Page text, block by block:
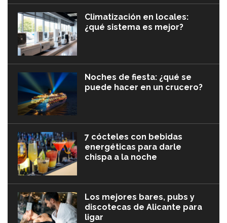
Climatización en locales:
¿qué sistema es mejor?
Noches de fiesta: ¿qué se
puede hacer en un crucero?
7 cócteles con bebidas
energéticas para darle
chispa a la noche
Los mejores bares, pubs y
discotecas de Alicante para
ligar